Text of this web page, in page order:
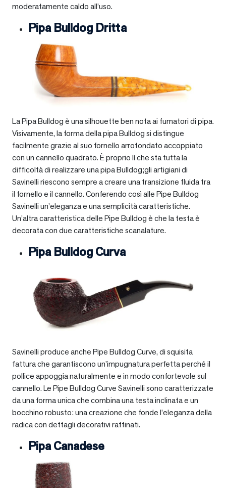
moderatamente caldo all’uso.
Pipa Bulldog Dritta
La Pipa Bulldog è una silhouette ben nota ai fumatori di pipa.
Visivamente, la forma della pipa Bulldog si distingue
facilmente grazie al suo fornello arrotondato accoppiato
con un cannello quadrato. È proprio lì che sta tutta la
difficoltà di realizzare una pipa Bulldog;gli artigiani di
Savinelli riescono sempre a creare una transizione fluida tra
il fornello e il cannello. Conferendo così alle Pipe Bulldog
Savinelli un’eleganza e una semplicità caratteristiche.
Un’altra caratteristica delle Pipe Bulldog è che la testa è
decorata con due caratteristiche scanalature.
Pipa Bulldog Curva
Savinelli produce anche Pipe Bulldog Curve, di squisita
fattura che garantiscono un’impugnatura perfetta perché il
pollice appoggia naturalmente e in modo confortevole sul
cannello. Le Pipe Bulldog Curve Savinelli sono caratterizzate
da una forma unica che combina una testa inclinata e un
bocchino robusto: una creazione che fonde l’eleganza della
radica con dettagli decorativi raffinati.
Pipa Canadese